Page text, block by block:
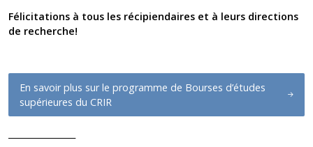
Félicitations à tous les récipiendaires et à leurs directions
de recherche!
En savoir plus sur le programme de Bourses d’études
supérieures du CRIR